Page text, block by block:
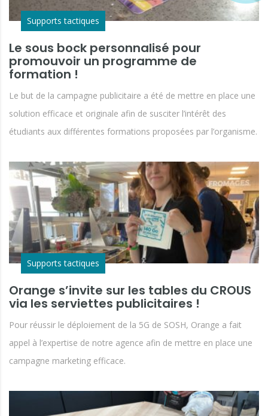
Supports tactiques
Le sous bock personnalisé pour
promouvoir un programme de
formation !
Le but de la campagne publicitaire a été de mettre en place une
solution efficace et originale afin de susciter l’intérêt des
étudiants aux différentes formations proposées par l’organisme.
Supports tactiques
Orange s’invite sur les tables du CROUS
via les serviettes publicitaires !
Pour réussir le déploiement de la 5G de SOSH, Orange a fait
appel à l’expertise de notre agence afin de mettre en place une
campagne marketing efficace.